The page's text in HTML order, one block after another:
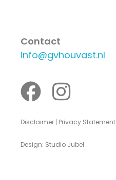
Contact
info@gvhouvast.nl
Disclaimer | Privacy Statement
Design: Studio Jubel